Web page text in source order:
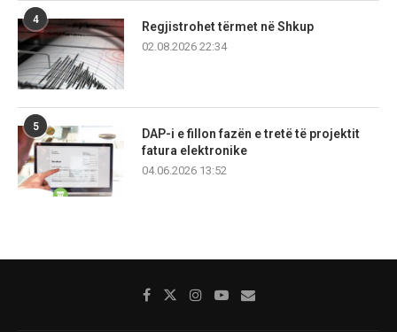
4
Regjistrohet tërmet në Shkup
02.08.2026 22:34
5
DAP-i e fillon fazën e tretë të projektit
fatura elektronike
04.06.2026 13:52